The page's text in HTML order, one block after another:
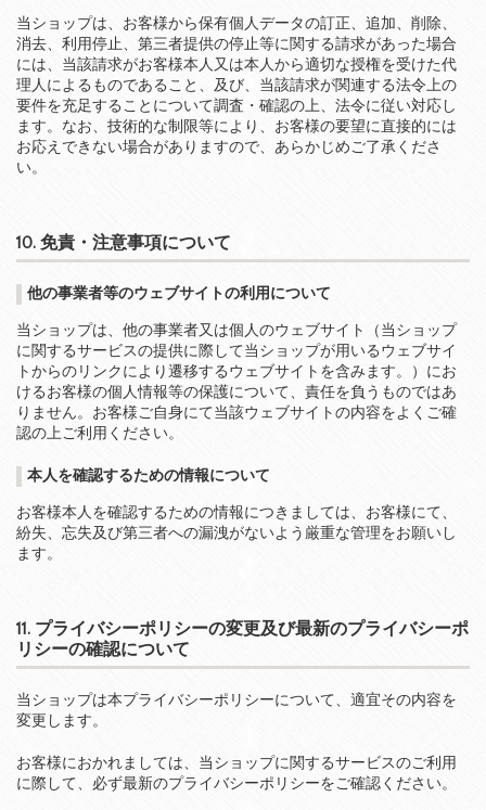
当ショップは、お客様から保有個人データの訂正、追加、削除、
消去、利用停止、第三者提供の停止等に関する請求があった場合
には、当該請求がお客様本人又は本人から適切な授権を受けた代
理人によるものであること、及び、当該請求が関連する法令上の
要件を充足することについて調査・確認の上、法令に従い対応し
ます。なお、技術的な制限等により、お客様の要望に直接的には
お応えできない場合がありますので、あらかじめご了承くださ
い。
10. 免責・注意事項について
他の事業者等のウェブサイトの利用について
当ショップは、他の事業者又は個人のウェブサイト（当ショップ
に関するサービスの提供に際して当ショップが用いるウェブサイ
トからのリンクにより遷移するウェブサイトを含みます。）にお
けるお客様の個人情報等の保護について、責任を負うものではあ
りません。お客様ご自身にて当該ウェブサイトの内容をよくご確
認の上ご利用ください。
本人を確認するための情報について
お客様本人を確認するための情報につきましては、お客様にて、
紛失、忘失及び第三者への漏洩がないよう厳重な管理をお願いし
ます。
11. プライバシーポリシーの変更及び最新のプライバシーポ
リシーの確認について
当ショップは本プライバシーポリシーについて、適宜その内容を
変更します。
お客様におかれましては、当ショップに関するサービスのご利用
に際して、必ず最新のプライバシーポリシーをご確認ください。